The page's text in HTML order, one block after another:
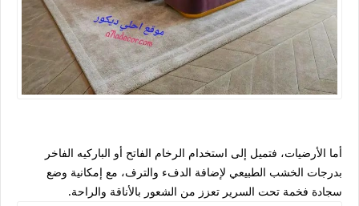
أما الأرضيات، فتميل إلى استخدام الرخام الفاتح أو الباركيه الفاخر
بدرجات الخشب الطبيعي لإضافة الدفء والترف، مع إمكانية وضع
سجادة فخمة تحت السرير تعزز من الشعور بالأناقة والراحة.